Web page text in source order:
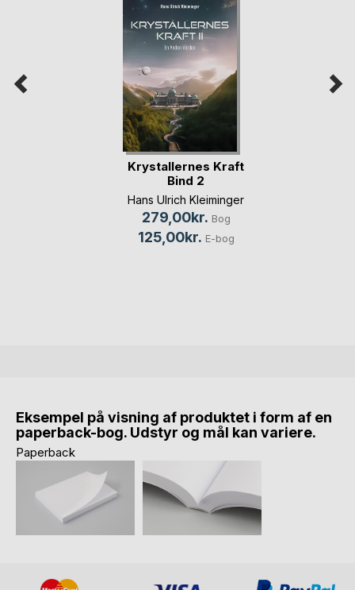
Krystallernes Kraft
Bind 2
Hans Ulrich Kleiminger
279,00kr. Bog
125,00kr. E-bog
Eksempel på visning af produktet i form af en
paperback-bog. Udstyr og mål kan variere.
Paperback